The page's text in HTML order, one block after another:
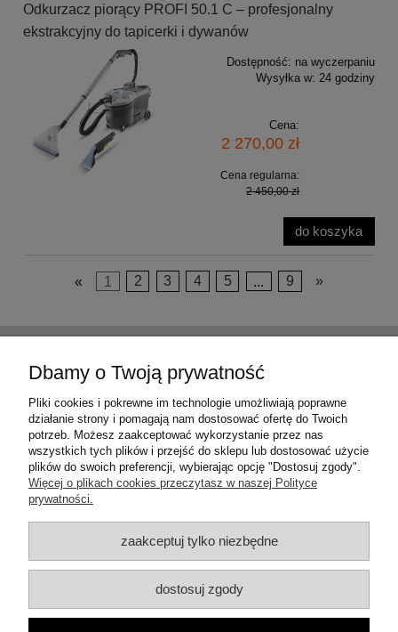
Odkurzacz piorący PROFI 50.1 C – profesjonalny
ekstrakcyjny do tapicerki i dywanów
Dostępność: na wyczerpaniu
Wysyłka w: 24 godziny
Cena:
2 270,00 zł
Cena regularna:
2 450,00 zł
do koszyka
« 1 2 3 4 5 ... 9 »
Płatności i dostawa
Informacje
Dbamy o Twoją prywatność
Pliki cookies i pokrewne im technologie umożliwiają poprawne
działanie strony i pomagają nam dostosować ofertę do Twoich
potrzeb. Możesz zaakceptować wykorzystanie przez nas
wszystkich tych plików i przejść do sklepu lub dostosować użycie
plików do swoich preferencji, wybierając opcję "Dostosuj zgody".
Więcej o plikach cookies przeczytasz w naszej Polityce
prywatności.
zaakceptuj tylko niezbędne
dostosuj zgody